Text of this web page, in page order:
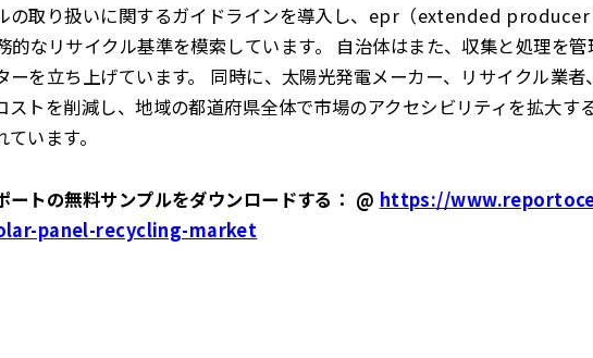
の取り扱いに関するガイドラインを導入し、epr（extended producer
なリサイクル基準を模索しています。 自治体はまた、収集と処理を管
ーを立ち上げています。 同時に、太陽光発電メーカー、リサイクル業者
ストを削減し、地域の都道府県全体で市場のアクセシビリティを拡大す
います。
ートの無料サンプルをダウンロードする： @ https://
panel-recycling-market